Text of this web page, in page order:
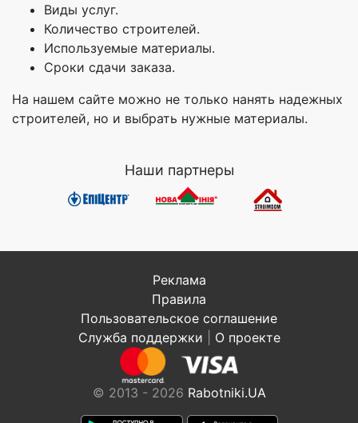
Виды услуг.
Количество строителей.
Используемые материалы.
Сроки сдачи заказа.
На нашем сайте можно не только нанять надежных
строителей, но и выбрать нужные материалы.
Наши партнеры
Реклама
Правила
Пользовательское соглашение
Служба поддержки
О проекте
© 2013 - 2026 Rabotniki.UA